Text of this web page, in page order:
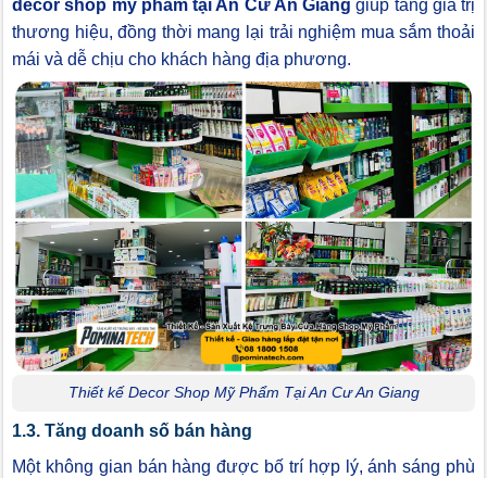
decor shop mỹ phẩm tại An Cư An Giang giúp tăng giá trị
thương hiệu, đồng thời mang lại trải nghiệm mua sắm thoải
mái và dễ chịu cho khách hàng địa phương.
Thiết kế Decor Shop Mỹ Phẩm Tại An Cư An Giang
1.3. Tăng doanh số bán hàng
Một không gian bán hàng được bố trí hợp lý, ánh sáng phù